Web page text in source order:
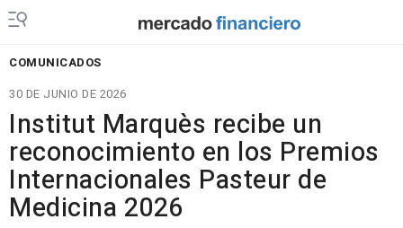
COMUNICADOS
30 DE JUNIO DE 2026
Institut Marquès recibe un
reconocimiento en los Premios
Internacionales Pasteur de
Medicina 2026